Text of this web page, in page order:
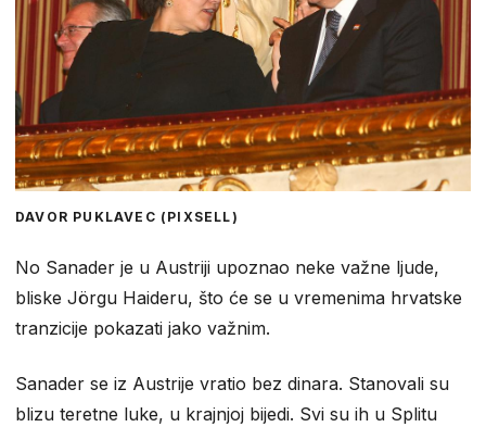
DAVOR PUKLAVEC (PIXSELL)
No Sanader je u Austriji upoznao neke važne ljude,
bliske Jörgu Haideru, što će se u vremenima hrvatske
tranzicije pokazati jako važnim.
Sanader se iz Austrije vratio bez dinara. Stanovali su
blizu teretne luke, u krajnjoj bijedi. Svi su ih u Splitu